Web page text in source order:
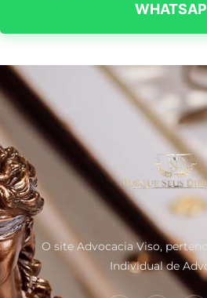
O site Advocacia Viso,
Individual de